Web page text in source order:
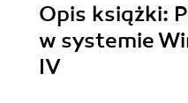
Opis książki:
w systemie
IV